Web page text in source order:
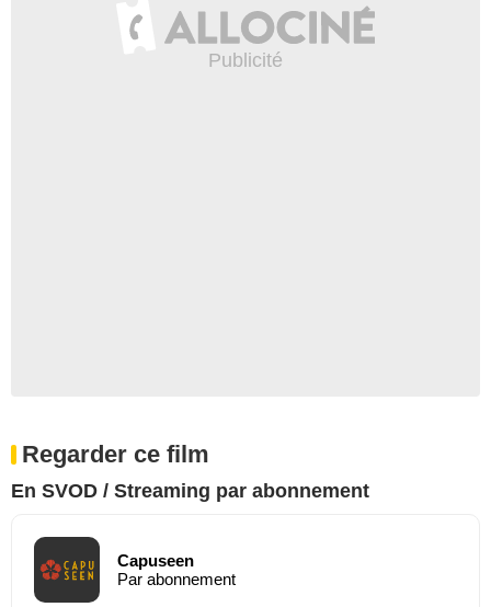
Regarder ce film
En SVOD / Streaming par abonnement
Capuseen
Par abonnement